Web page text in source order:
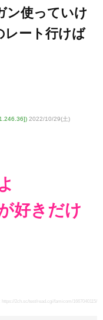
ン使っていけ
レート行けば
2022/10/29(土)
好きだけ
https://2ch.sc/test/read.cgi/famicom/1667040115/